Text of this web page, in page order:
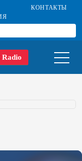
КОНТАКТЫ
Radio